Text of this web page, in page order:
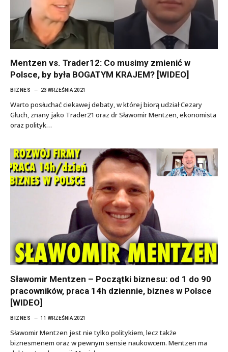
Mentzen vs. Trader12: Co musimy zmienić w
Polsce, by była BOGATYM KRAJEM? [WIDEO]
BIZNES 23 WRZEŚNIA 2021
Warto posłuchać ciekawej debaty, w której biorą udział Cezary
Głuch, znany jako Trader21 oraz dr Sławomir Mentzen, ekonomista
oraz polityk…
Sławomir Mentzen – Początki biznesu: od 1 do 90
pracowników, praca 14h dziennie, biznes w Polsce
[WIDEO]
BIZNES 11 WRZEŚNIA 2021
Sławomir Mentzen jest nie tylko politykiem, lecz także
biznesmenem oraz w pewnym sensie naukowcem. Mentzen ma